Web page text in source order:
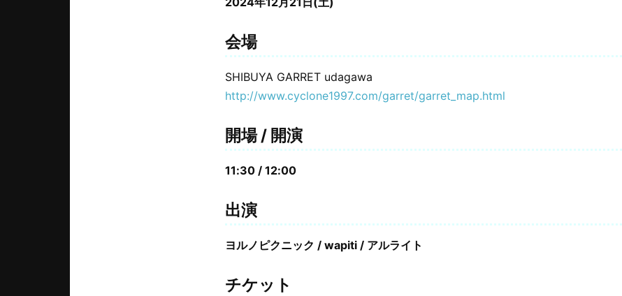
会場
SHIBUYA GARRET udagawa
http://www.cyclone1997.com/garret/garret_map.html
開場 / 開演
11:30 / 12:00
出演
ヨルノピクニック / wapiti / アルライト
チケット